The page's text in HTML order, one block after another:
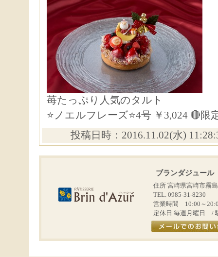
苺たっぷり人気のタルト
⭐ノエルフレーズ⭐4号 ￥3,024 🔴限
投稿日時：2016.11.02(水)
ブランダジュール
住所 宮崎県宮崎市霧
TEL. 0985-31-8230
営業時間 10:00～
定休日 毎週月曜日 /